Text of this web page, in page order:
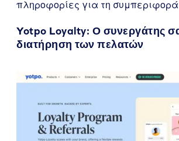
πληροφορίες για τη
Yotpo Loyalty: Ο συνεργάτης
διατήρηση των πελατών